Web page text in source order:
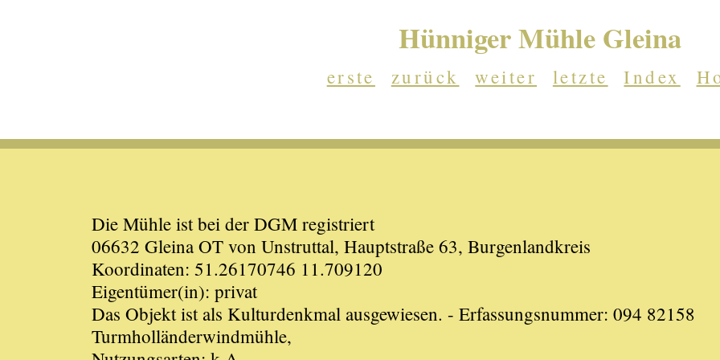
Hünniger Mühle Gleina
erste zurück weiter letzte Index
Die Mühle ist bei der DGM registriert
06632 Gleina OT von Unstruttal, Hauptstraße 63, Burgenlandkreis
Koordinaten: 51.26170746 11.709120
Eigentümer(in): privat
Das Objekt ist als Kulturdenkmal ausgewiesen. - Erfassungsnummer: 094 82158
Turmholländerwindmühle,